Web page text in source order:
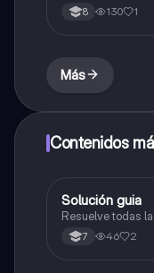
8 130 1
Más
Contenidos
Artes
Solución guia
Resuelve todas
7 46 2